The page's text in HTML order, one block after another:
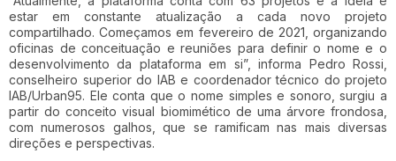
estar em constante atualização a cada novo projeto
compartilhado. Começamos em fevereiro de 2021, organizando
oficinas de conceituação e reuniões para definir o nome e o
desenvolvimento da plataforma em si”, informa Pedro Rossi,
conselheiro superior do IAB e coordenador técnico do projeto
IAB/Urban95. Ele conta que o nome simples e sonoro, surgiu a
partir do conceito visual biomimético de uma árvore frondosa,
com numerosos galhos, que se ramificam nas mais diversas
direções e perspectivas.